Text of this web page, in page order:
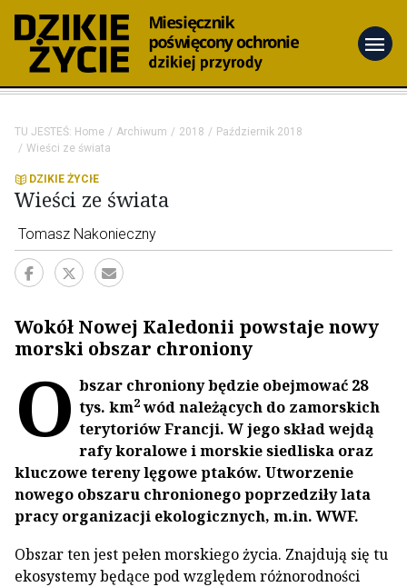
menu
TU JESTEŚ: Home Archiwum 2018
Październik 2018
Wieści ze świata
DZIKIE ŻYCIE
Wieści ze świata
Tomasz Nakonieczny
Wokół Nowej Kaledonii powstaje nowy
morski obszar chroniony
O bszar chroniony będzie obejmować 28
tys. km2 wód należących do zamorskich
terytoriów Francji. W jego skład wejdą
rafy koralowe i morskie siedliska oraz
kluczowe tereny lęgowe ptaków. Utworzenie
nowego obszaru chronionego poprzedziły lata
pracy organizacji ekologicznych, m.in. WWF.
Obszar ten jest pełen morskiego życia. Znajdują się tu
ekosystemy będące pod względem różnorodności